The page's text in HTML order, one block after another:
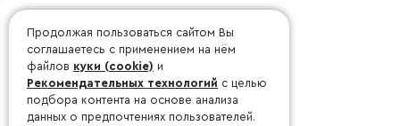
Продолжая пользоваться сайтом Вы
соглашаетесь с применением на нём
файлов куки (cookie) и
Рекомендательных технологий с целью
подбора контента на основе анализа
данных о предпочтениях пользователей.